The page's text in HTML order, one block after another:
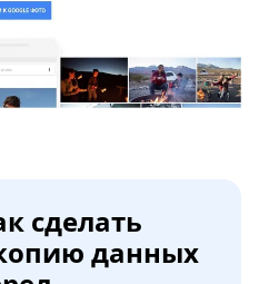
сделать
данных